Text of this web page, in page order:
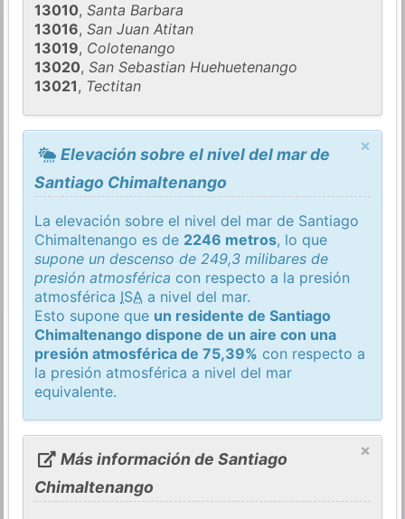
13010,Santa Barbara
13016,San Juan Atitan
13019, Colotenango
13020,San Sebastian Huehuetenango
13021, Tectitan
×
Elevación sobre el nivel del mar de
Santiago Chimaltenango
La elevación sobre el nivel del mar de Santiago
Chimaltenango es de 2246 metros, lo que
supone un descenso de 249,3 milibares de
presión atmosférica con respecto a la presión
atmosférica ISA a nivel del mar.
Esto supone que un residente de Santiago
Chimaltenango dispone de un aire con una
presión atmosférica de 75,39% con respecto a
la presión atmosférica a nivel del mar
equivalente.
×
Más información de Santiago
Chimaltenango